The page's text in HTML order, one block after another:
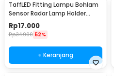
TaffLED Fitting Lampu Bohlam
Sensor Radar Lamp Holder
100W E27 - SP-100
Rp17.000
Rp34.900 52%
+ Keranjang